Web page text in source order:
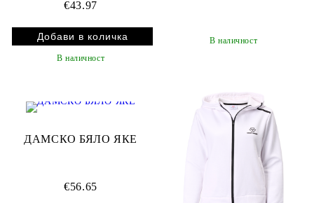
€43.97
В наличност
В наличност
ДАМСКО БЯЛО ЯКЕ
€56.65